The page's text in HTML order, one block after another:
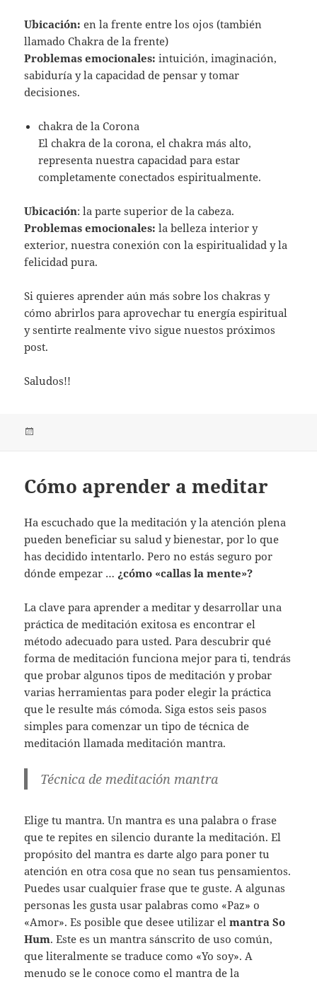
Ubicación: en la frente entre los ojos (también
llamado Chakra de la frente)
Problemas emocionales: intuición, imaginación,
sabiduría y la capacidad de pensar y tomar
decisiones.
chakra de la Corona
El chakra de la corona, el chakra más alto,
representa nuestra capacidad para estar
completamente conectados espiritualmente.
Ubicación: la parte superior de la cabeza.
Problemas emocionales: la belleza interior y
exterior, nuestra conexión con la espiritualidad y la
felicidad pura.
Si quieres aprender aún más sobre los chakras y
cómo abrirlos para aprovechar tu energía espiritual
y sentirte realmente vivo sigue nuestos próximos
post.
Saludos!!
Cómo aprender a meditar
Ha escuchado que la meditación y la atención plena
pueden beneficiar su salud y bienestar, por lo que
has decidido intentarlo. Pero no estás seguro por
dónde empezar … ¿cómo «callas la mente»?
La clave para aprender a meditar y desarrollar una
práctica de meditación exitosa es encontrar el
método adecuado para usted. Para descubrir qué
forma de meditación funciona mejor para ti, tendrás
que probar algunos tipos de meditación y probar
varias herramientas para poder elegir la práctica
que le resulte más cómoda. Siga estos seis pasos
simples para comenzar un tipo de técnica de
meditación llamada meditación mantra.
Técnica de meditación mantra
Elige tu mantra. Un mantra es una palabra o frase
que te repites en silencio durante la meditación. El
propósito del mantra es darte algo para poner tu
atención en otra cosa que no sean tus pensamientos.
Puedes usar cualquier frase que te guste. A algunas
personas les gusta usar palabras como «Paz» o
«Amor». Es posible que desee utilizar elmantra So
Hum. Este es un mantra sánscrito de uso común,
que literalmente se traduce como «Yo soy». A
menudo se le conoce como el mantra de la